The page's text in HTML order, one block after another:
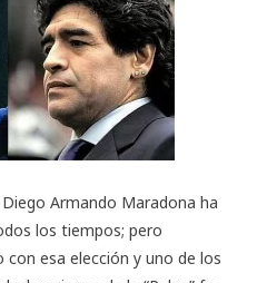
Armando Maradona ha
los tiempos; pero
esa elección y uno de los